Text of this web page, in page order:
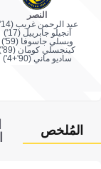
النصر
عبد الرحمن غريب (14')
أنجيلو جابرييل (17')
ويسلي جاسوفا (59')
كينجسلي كومان (89')
ساديو ماني (90'+4')
المُلخص